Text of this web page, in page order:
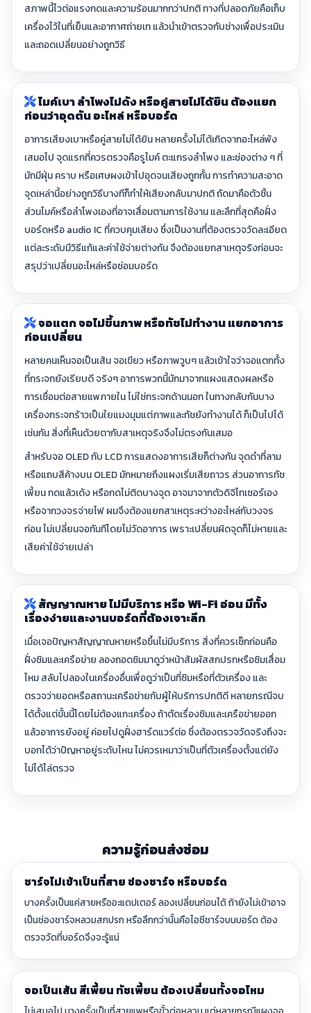
สภาพนี้ไวต่อแรงกดและความร้อนมากกว่าปกติ ทางที่ปลอดภัยคือเก็บ
เครื่องไว้ในที่เย็นและอากาศถ่ายเท แล้วนำเข้าตรวจกับช่างเพื่อประเมิน
และถอดเปลี่ยนอย่างถูกวิธี
ไมค์เบา ลำโพงไม่ดัง หรือคู่สายไม่ได้ยิน ต้องแยก
ก่อนว่าอุดตัน อะไหล่ หรือบอร์ด
อาการเสียงเบาหรือคู่สายไม่ได้ยิน หลายครั้งไม่ได้เกิดจากอะไหล่พัง
เสมอไป จุดแรกที่ควรตรวจคือรูไมค์ ตะแกรงลำโพง และช่องต่าง ๆ ที่
มักมีฝุ่น คราบ หรือเศษผงเข้าไปอุดจนเสียงถูกกั้น การทำความสะอาด
จุดเหล่านี้อย่างถูกวิธีบางทีก็ทำให้เสียงกลับมาปกติ ถัดมาคือตัวชิ้น
ส่วนไมค์หรือลำโพงเองที่อาจเสื่อมตามการใช้งาน และลึกที่สุดคือฝั่ง
บอร์ดหรือ audio IC ที่ควบคุมเสียง ซึ่งเป็นงานที่ต้องตรวจวัดละเอียด
แต่ละระดับมีวิธีแก้และค่าใช้จ่ายต่างกัน จึงต้องแยกสาเหตุจริงก่อนจะ
สรุปว่าเปลี่ยนอะไหล่หรือซ่อมบอร์ด
จอแตก จอไม่ขึ้นภาพ หรือทัชไม่ทำงาน แยกอาการ
ก่อนเปลี่ยน
หลายคนเห็นจอเป็นเส้น จอเขียว หรือภาพวูบๆ แล้วเข้าใจว่าจอแตกทั้ง
ที่กระจกยังเรียบดี จริงๆ อาการพวกนี้มักมาจากแผงแสดงผลหรือ
การเชื่อมต่อสายแพภายใน ไม่ใช่กระจกด้านนอก ในทางกลับกันบาง
เครื่องกระจกร้าวเป็นใยแมงมุมแต่ภาพและทัชยังทำงานได้ ก็เป็นไปได้
เช่นกัน สิ่งที่เห็นด้วยตากับสาเหตุจริงจึงไม่ตรงกันเสมอ
สำหรับจอ OLED กับ LCD การแสดงอาการเสียก็ต่างกัน จุดดำที่ลาม
หรือแถบสีค้างบน OLED มักหมายถึงแผงเริ่มเสียถาวร ส่วนอาการทัช
เพี้ยน กดแล้วเด้ง หรือกดไม่ติดบางจุด อาจมาจากตัวดิจิไทเซอร์เอง
หรือจากวงจรจ่ายไฟ ผมจึงต้องแยกสาเหตุระหว่างอะไหล่กับวงจร
ก่อน ไม่เปลี่ยนจอทันทีโดยไม่วัดอาการ เพราะเปลี่ยนผิดจุดก็ไม่หายและ
เสียค่าใช้จ่ายเปล่า
สัญญาณหาย ไม่มีบริการ หรือ Wi-Fi อ่อน มีทั้ง
เรื่องง่ายและงานบอร์ดที่ต้องเจาะลึก
เมื่อเจอปัญหาสัญญาณหายหรือขึ้นไม่มีบริการ สิ่งที่ควรเช็กก่อนคือ
ฝั่งซิมและเครือข่าย ลองถอดซิมมาดูว่าหน้าสัมผัสสกปรกหรือซิมเสื่อม
ไหม สลับไปลองในเครื่องอื่นเพื่อดูว่าเป็นที่ซิมหรือที่ตัวเครื่อง และ
ตรวจว่ายอดหรือสถานะเครือข่ายกับผู้ให้บริการปกติดี หลายกรณีจบ
ได้ตั้งแต่ขั้นนี้โดยไม่ต้องแกะเครื่อง ถ้าตัดเรื่องซิมและเครือข่ายออก
แล้วอาการยังอยู่ ค่อยไปดูฝั่งฮาร์ดแวร์ต่อ ซึ่งต้องตรวจวัดจริงถึงจะ
บอกได้ว่าปัญหาอยู่ระดับไหน ไม่ควรเหมาว่าเป็นที่ตัวเครื่องตั้งแต่ยัง
ไม่ได้ไล่ตรวจ
ความรู้ก่อนส่งซ่อม
ชาร์จไม่เข้าเป็นที่สาย ช่องชาร์จ หรือบอร์ด
บางครั้งเป็นแค่สายหรืออะแดปเตอร์ ลองเปลี่ยนก่อนได้ ถ้ายังไม่เข้าอาจ
เป็นช่องชาร์จหลวมสกปรก หรือลึกกว่านั้นคือไอซีชาร์จบนบอร์ด ต้อง
ตรวจวัดที่บอร์ดจึงจะรู้แน่
จอเป็นเส้น สีเพี้ยน ทัชเพี้ยน ต้องเปลี่ยนทั้งจอไหม